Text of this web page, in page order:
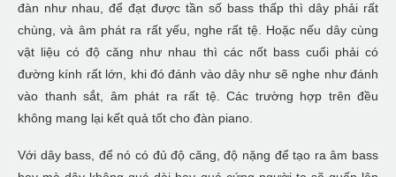
đàn như nhau, để đạt được tần số bass thấp thì dây phải rất
chùng, và âm phát ra rất yếu, nghe rất tệ. Hoặc nếu dây cùng
vật liệu có độ căng như nhau thì các nốt bass cuối phải có
đường kính rất lớn, khi đó đánh vào dây như sẽ nghe như đánh
vào thanh sắt, âm phát ra rất tệ. Các trường hợp trên đều
không mang lại kết quả tốt cho đàn piano.
Với dây bass, để nó có đủ độ căng, độ nặng để tạo ra âm bass